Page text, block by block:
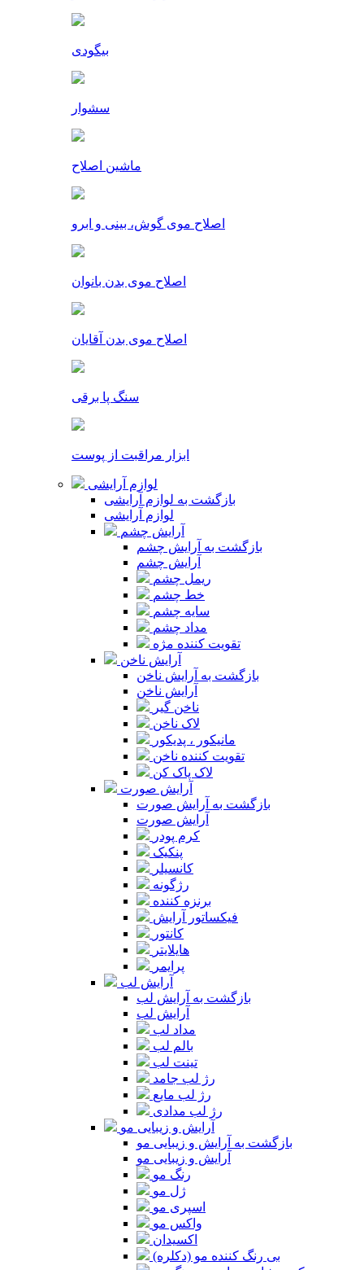
بیگودی
سشوار
ماشین اصلاح
اصلاح موی گوش، بینی و ابرو
اصلاح موی بدن بانوان
اصلاح موی بدن آقایان
سنگ پا برقی
ابزار مراقبت از پوست
لوازم آرایشی
بازگشت به لوازم آرایشی
لوازم آرایشی
آرایش چشم
بازگشت به آرایش چشم
آرایش چشم
ریمل چشم
خط چشم
سایه چشم
مداد چشم
تقویت کننده مژه
آرایش ناخن
بازگشت به آرایش ناخن
آرایش ناخن
ناخن گیر
لاک ناخن
مانیکور ، پدیکور
تقویت کننده ناخن
لاک پاک کن
آرایش صورت
بازگشت به آرایش صورت
آرایش صورت
کرم پودر
پنکیک
کانسیلر
رژگونه
برنزه کننده
فیکساتور آرایش
کانتور
هایلایتر
پرایمر
آرایش لب
بازگشت به آرایش لب
آرایش لب
مداد لب
بالم لب
تینت لب
رژ لب جامد
رژ لب مایع
رژ لب مدادی
آرایش و زیبایی مو
بازگشت به آرایش و زیبایی مو
آرایش و زیبایی مو
رنگ مو
ژل مو
اسپری مو
واکس مو
اکسیدان
بی رنگ کننده مو (دکلره)